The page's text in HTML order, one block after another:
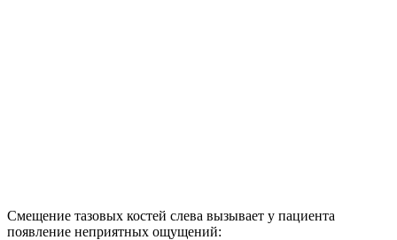
Смещение тазовых костей слева вызывает у пациента
появление неприятных ощущений: